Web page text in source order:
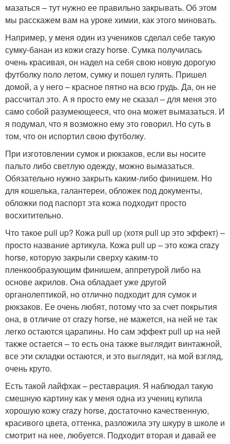
мазаться – тут нужно ее правильно закрывать. Об этом
мы расскажем вам на уроке химии, как этого миновать.
Например, у меня один из учеников сделал себе такую
сумку-банан из кожи crazy horse. Сумка получилась
очень красивая, он надел на себя свою новую дорогую
футболку поло летом, сумку и пошел гулять. Пришел
домой, а у него – красное пятно на всю грудь. Да, он не
рассчитал это. А я просто ему не сказал – для меня это
само собой разумеющееся, что она может вымазаться. И
я подумал, что я возможно ему это говорил. Но суть в
том, что он испортил свою футболку.
При изготовлении сумок и рюкзаков, если вы носите
пальто либо светлую одежду, можно вымазаться.
Обязательно нужно закрыть каким-либо финишем. Но
для кошелька, галантереи, обложек под документы,
обложки под паспорт эта кожа подходит просто
восхитительно.
Что такое pull up? Кожа pull up (хотя pull up это эффект) –
просто название артикула. Кожа pull up – это кожа crazy
horse, которую закрыли сверху каким-то
пленкообразующим финишем, аппретурой либо на
основе акрилов. Она обладает уже другой
органолептикой, но отлично подходит для сумок и
рюкзаков. Ее очень любят, потому что за счет покрытия
она, в отличие от crazy horse, не мажется, на ней не так
легко остаются царапины. Но сам эффект pull up на ней
также остается – то есть она также выглядит винтажной,
все эти складки остаются, и это выглядит, на мой взгляд,
очень круто.
Есть такой лайфхак – реставрация. Я наблюдал такую
смешную картину как у меня одна из учениц купила
хорошую кожу crazy horse, достаточно качественную,
красивого цвета, оттенка, разложила эту шкуру в школе и
смотрит на нее, любуется. Подходит вторая и давай ее